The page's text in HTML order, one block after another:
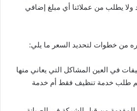
ولا يطلب من عملائنا أي مبلغ إضافي
من خطوات لتحديد السعر ما يلي:
في العين المشاكل التي يعاني منها
طلب خدمة تنظيف فقط أم خدمة